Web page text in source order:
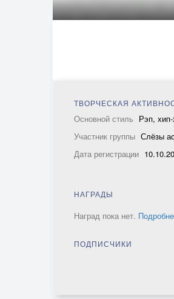
ТВОРЧЕСКАЯ
Основной стиль Рэп,
Участник группы Слёзы
Дата регистрации
НАГРАДЫ
Наград пока нет.
ПОДПИСЧИКИ